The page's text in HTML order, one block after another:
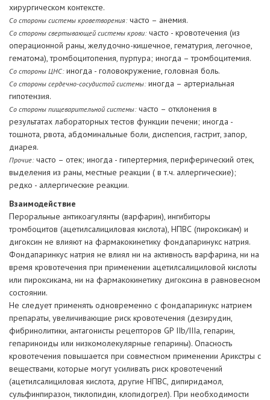
хирургическом контексте.
Со стороны системы кроветворения:часто – анемия.
Со стороны свертывающей системы крови:часто - кровотечения (из
операционной раны, желудочно-кишечное, гематурия, легочное,
гематома), тромбоцитопения, пурпура; иногда – тромбоцитемия.
Со стороны ЦНС:иногда - головокружение, головная боль.
Со стороны сердечно-сосудистой системы:иногда – артериальная
гипотензия.
Со стороны пищеварительной системы:часто – отклонения в
результатах лабораторных тестов функции печени; иногда -
тошнота, рвота, абдоминальные боли, диспепсия, гастрит, запор,
диарея.
Прочие:часто – отек; иногда - гипертермия, периферический отек,
выделения из раны, местные реакции ( в т.ч. аллергические);
редко - аллергические реакции.
Взаимодействие
Пероральные антикоагулянты (варфарин), ингибиторы
тромбоцитов (ацетилсалициловая кислота), НПВС (пироксикам) и
дигоксин не влияют на фармакокинетику фондапаринукс натрия.
Фондапаринкус натрия не влиял ни на активность варфарина, ни на
время кровотечения при применении ацетилсалициловой кислоты
или пироксикама, ни на фармакокинетику дигоксина в равновесном
состоянии.
Не следует применять одновременно с фондапаринукс натрием
препараты, увеличивающие риск кровотечения (дезирудин,
фибринолитики, антагонисты рецепторов GP IIb/IIIa, гепарин,
гепариноиды или низкомолекулярные гепарины). Опасность
кровотечения повышается при совместном применении Арикстры с
веществами, которые могут усиливать риск кровотечений
(ацетилсалициловая кислота, другие НПВС, дипиридамол,
сульфинпиразон, тиклопидин, клопидогрел). При необходимости